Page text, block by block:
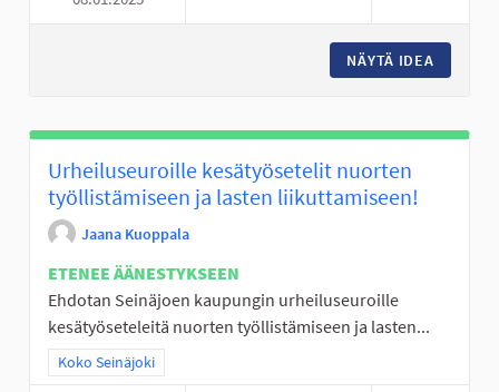
NÄYTÄ IDEA
Urheiluseuroille kesätyösetelit nuorten
työllistämiseen ja lasten liikuttamiseen!
Jaana Kuoppala
ETENEE ÄÄNESTYKSEEN
Ehdotan Seinäjoen kaupungin urheiluseuroille
kesätyöseteleitä nuorten työllistämiseen ja lasten...
Rajaa tulokset teeman mukaan: Koko Seinäjoki
Koko Seinäjoki